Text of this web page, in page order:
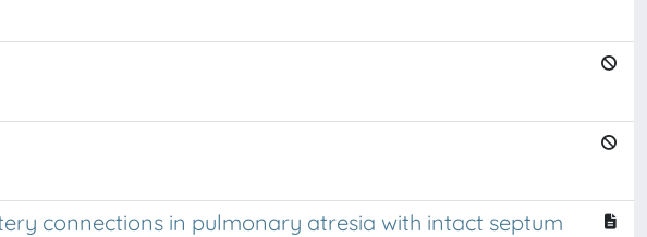
connections in pulmonary atresia with intact septum